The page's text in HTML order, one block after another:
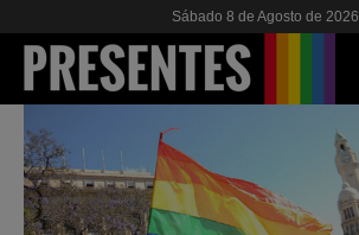
Sábado 8 de Agosto de 2026
ACTUALIDAD
INVESTIGACIONES